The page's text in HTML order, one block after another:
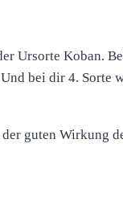
Ursorte Koban.
bei dir 4. Sorte
guten Wirkung